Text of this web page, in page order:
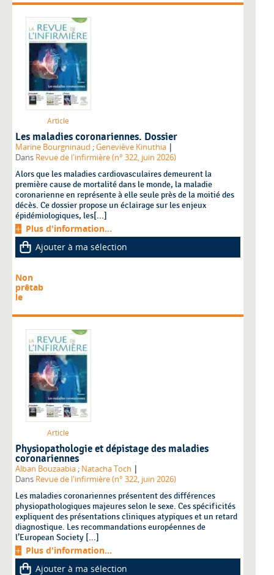
Article
Les maladies coronariennes. Dossier
Marine Bourgninaud ;Geneviève Kinuthia |
Dans Revue de l'infirmière (n° 322, juin 2026)
Alors que les maladies cardiovasculaires demeurent la
première cause de mortalité dans le monde, la maladie
coronarienne en représente à elle seule près de la moitié des
décès. Ce dossier propose un éclairage sur les enjeux
épidémiologiques, les[...]
Plus d'information...
Ajouter à ma sélection
Non
prêtab
le
Article
Physiopathologie et dépistage des maladies
coronariennes
Alban Bouzaabia ; Natacha Toch |
Dans Revue de l'infirmière (n° 322, juin 2026)
Les maladies coronariennes présentent des différences
physiopathologiques majeures selon le sexe. Ces spécificités
expliquent des présentations cliniques atypiques et un retard
diagnostique. Les recommandations européennes de
l’European Society [...]
Plus d'information...
Ajouter à ma sélection